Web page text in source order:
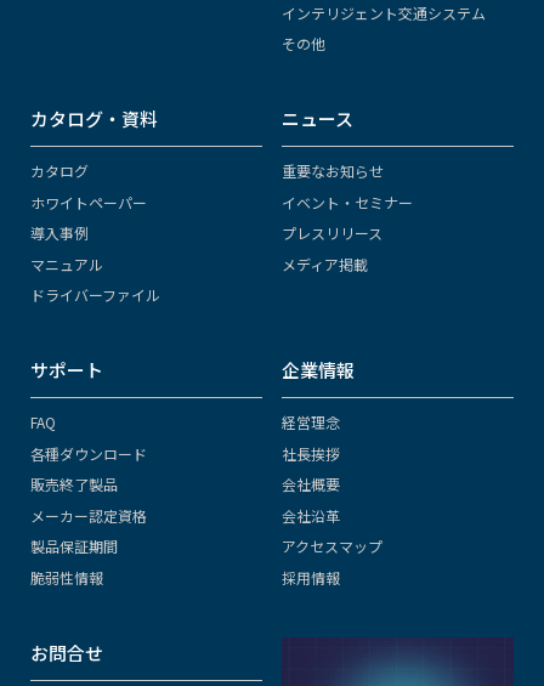
インテリジェント交通システム
その他
カタログ・資料
カタログ
ホワイトペーパー
導入事例
マニュアル
ドライバーファイル
ニュース
重要なお知らせ
イベント・セミナー
プレスリリース
メディア掲載
サポート
FAQ
各種ダウンロード
販売終了製品
メーカー認定資格
製品保証期間
脆弱性情報
企業情報
経営理念
社長挨拶
会社概要
会社沿革
アクセスマップ
採用情報
お問合せ